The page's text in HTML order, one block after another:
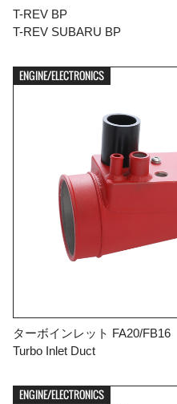
T-REV BP
T-REV SUBARU BP
ENGINE/ELECTRONICS
ターボインレット FA20/FB16
Turbo Inlet Duct
ENGINE/ELECTRONICS